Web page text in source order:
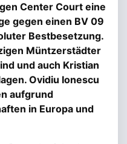
Center Court eine
gegen einen BV 09
Bestbesetzung.
Müntzerstädter
und auch Kristian
Ovidiu Ionescu
aufgrund
in Europa und